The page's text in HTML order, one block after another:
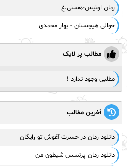
رمان اوتیس-هستی.غ
حوالی هیچستان - بهار محمدی
مطالب پر لایک
مطلبی وجود ندارد !
آخرین مطالب
دانلود رمان در حسرت آغوش تو رایگان
دانلود رمان پرنسس شیطون من